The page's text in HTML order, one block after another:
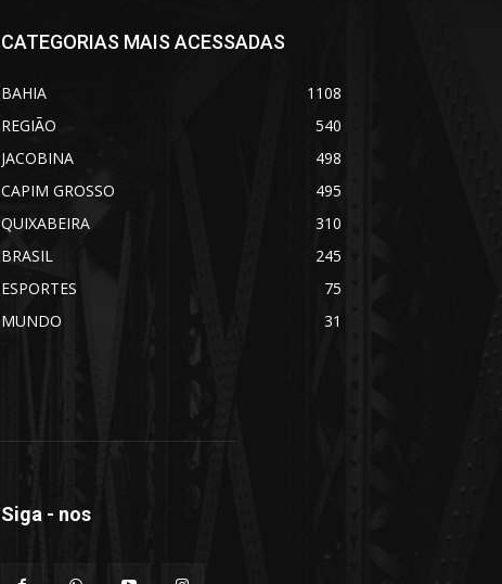
CATEGORIAS MAIS ACESSADAS
BAHIA
1108
REGIÃO
540
JACOBINA
498
CAPIM GROSSO
495
QUIXABEIRA
310
BRASIL
245
ESPORTES
75
MUNDO
31
Siga - nos